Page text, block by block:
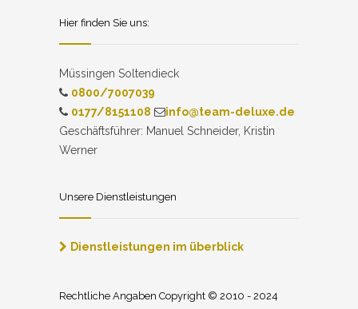
Hier finden Sie uns:
Müssingen Soltendieck
0800/7007039
0177/8151108
info@team-deluxe.de
Geschäftsführer: Manuel Schneider, Kristin
Werner
Unsere Dienstleistungen
Dienstleistungen im überblick
Rechtliche Angaben Copyright © 2010 - 2024